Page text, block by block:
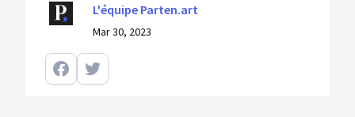
L'équipe Parten.art
Mar 30, 2023